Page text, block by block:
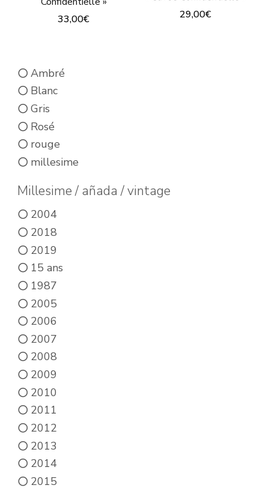
33,00€
29,00€
Ambré
Blanc
Gris
Rosé
rouge
millesime
Millesime / añada / vintage
2004
2018
2019
15 ans
1987
2005
2006
2007
2008
2009
2010
2011
2012
2013
2014
2015